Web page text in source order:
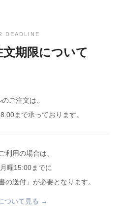
DEADLINE
期限について
ご注文は、
まで承っております。
利用の場合は、
曜15:00までに
の送付」が必要となります。
ついて見る →